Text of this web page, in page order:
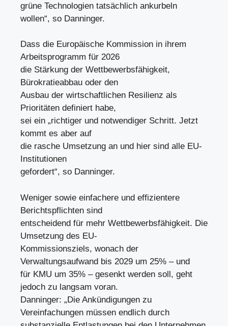
grüne Technologien tatsächlich ankurbeln
wollen“, so Danninger.
Dass die Europäische Kommission in ihrem
Arbeitsprogramm für 2026
die Stärkung der Wettbewerbsfähigkeit,
Bürokratieabbau oder den
Ausbau der wirtschaftlichen Resilienz als
Prioritäten definiert habe,
sei ein „richtiger und notwendiger Schritt. Jetzt
kommt es aber auf
die rasche Umsetzung an und hier sind alle EU-
Institutionen
gefordert“, so Danninger.
Weniger sowie einfachere und effizientere
Berichtspflichten sind
entscheidend für mehr Wettbewerbsfähigkeit. Die
Umsetzung des EU-
Kommissionsziels, wonach der
Verwaltungsaufwand bis 2029 um 25% – und
für KMU um 35% – gesenkt werden soll, geht
jedoch zu langsam voran.
Danninger: „Die Ankündigungen zu
Vereinfachungen müssen endlich durch